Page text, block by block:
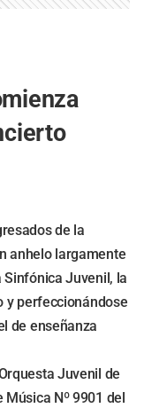
de la
anhelo largamente
Juvenil, la
y perfeccionándose
de enseñanza
Juvenil de
Música Nº 9901 del